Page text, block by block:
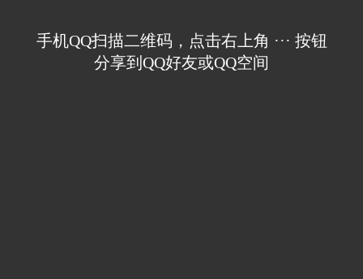
手机QQ扫描二维码，点击右上角 ··· 按钮
分享到QQ好友或QQ空间